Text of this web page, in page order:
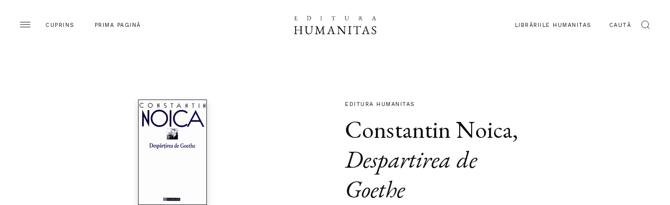
CUPRINS PRIMA PAGINĂ LIBRĂRIILE HUMANITAS CAUTĂ
EDITURA HUMANITAS
Constantin Noica,
Despartirea de
Goethe